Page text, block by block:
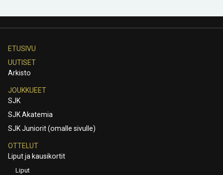
ETUSIVU
UUTISET
Arkisto
JOUKKUEET
SJK
SJK Akatemia
SJK Juniorit (omalle sivulle)
OTTELUT
Liput ja kausikortit
Liput